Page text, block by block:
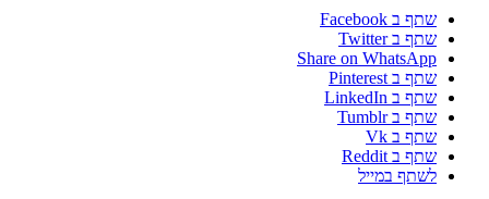
שתף ב Facebook
שתף ב Twitter
Share on WhatsApp
שתף ב Pinterest
שתף ב LinkedIn
שתף ב Tumblr
שתף ב Vk
שתף ב Reddit
לשתף במייל